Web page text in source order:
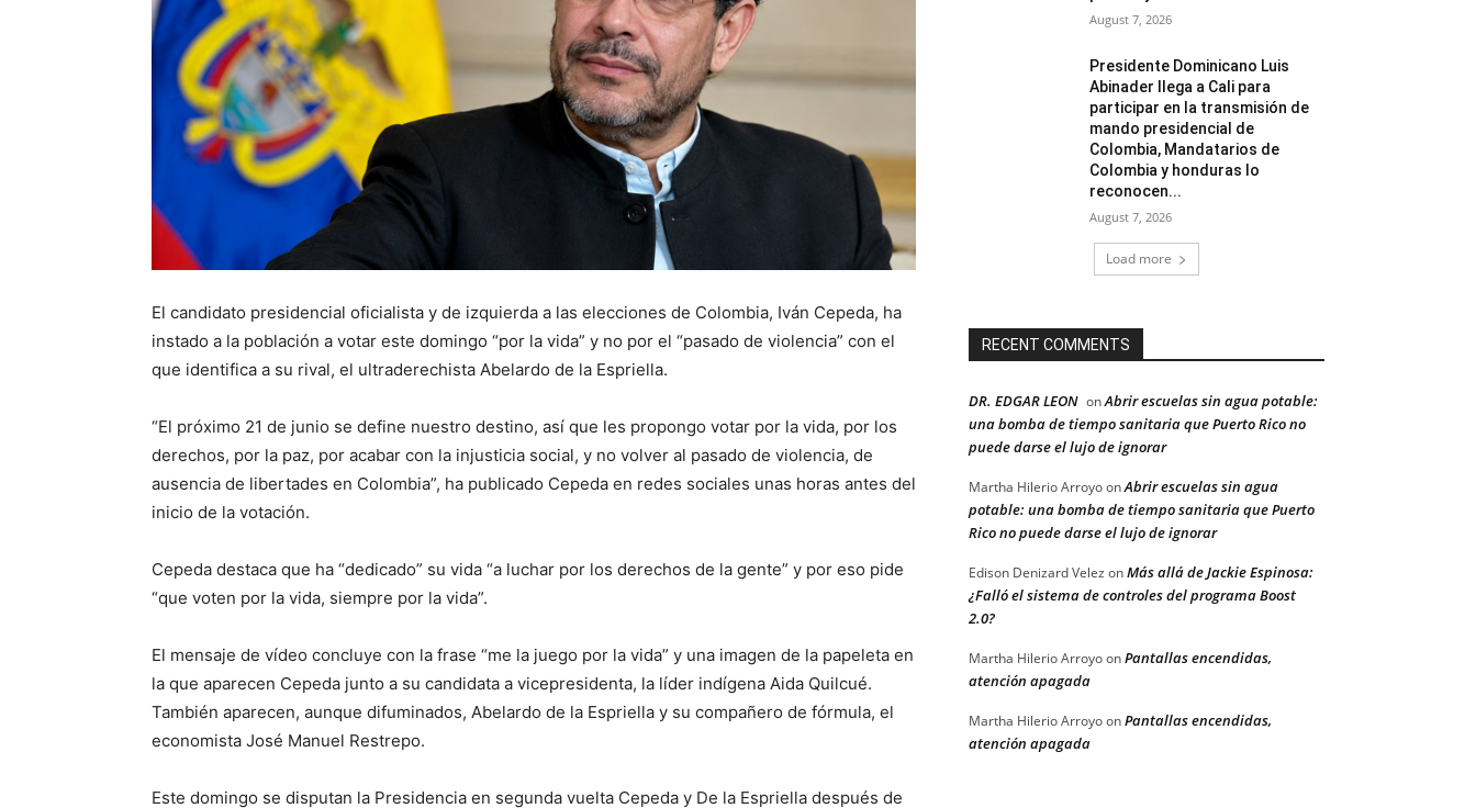
El candidato presidencial oficialista y de izquierda a las elecciones de Colombia, Iván Cepeda, ha
instado a la población a votar este domingo “por la vida” y no por el “pasado de violencia” con el
que identifica a su rival, el ultraderechista Abelardo de la Espriella.
“El próximo 21 de junio se define nuestro destino, así que les propongo votar por la vida, por los
derechos, por la paz, por acabar con la injusticia social, y no volver al pasado de violencia, de
ausencia de libertades en Colombia”, ha publicado Cepeda en redes sociales unas horas antes del
inicio de la votación.
Cepeda destaca que ha “dedicado” su vida “a luchar por los derechos de la gente” y por eso pide
“que voten por la vida, siempre por la vida”.
El mensaje de vídeo concluye con la frase “me la juego por la vida” y una imagen de la papeleta en
la que aparecen Cepeda junto a su candidata a vicepresidenta, la líder indígena Aida Quilcué.
También aparecen, aunque difuminados, Abelardo de la Espriella y su compañero de fórmula, el
economista José Manuel Restrepo.
Este domingo se disputan la Presidencia en segunda vuelta Cepeda y De la Espriella después de
August 7, 2026
Presidente Dominicano Luis
Abinader llega a Cali para
participar en la transmisión de
mando presidencial de
Colombia, Mandatarios de
Colombia y honduras lo
reconocen...
August 7, 2026
Load more
RECENT COMMENTS
DR. EDGAR LEON onAbrir escuelas sin agua potable:
una bomba de tiempo sanitaria que Puerto Rico no
puede darse el lujo de ignorar
Martha Hilerio ArroyoonAbrir escuelas sin agua
potable: una bomba de tiempo sanitaria que Puerto
Rico no puede darse el lujo de ignorar
Edison Denizard Velez onMás allá de Jackie Espinosa:
¿Falló el sistema de controles del programa Boost
2.0?
Martha Hilerio ArroyoonPantallas encendidas,
atención apagada
Martha Hilerio ArroyoonPantallas encendidas,
atención apagada